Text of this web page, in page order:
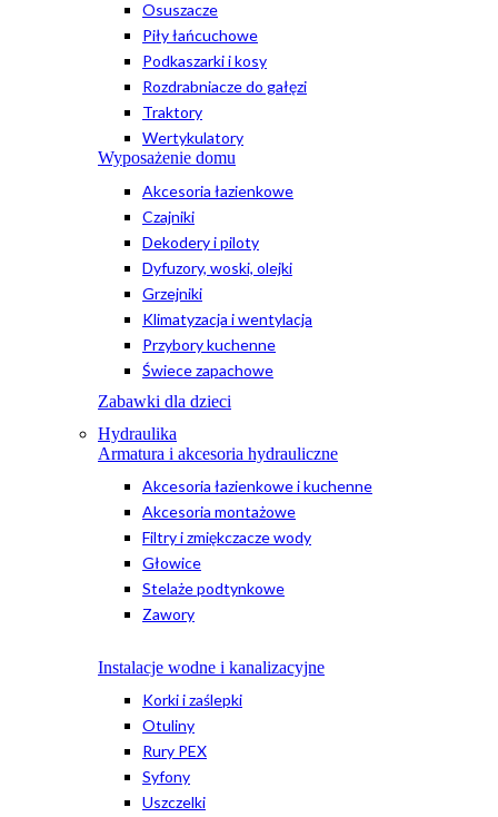
Osuszacze
Piły łańcuchowe
Podkaszarki i kosy
Rozdrabniacze do gałęzi
Traktory
Wertykulatory
Wyposażenie domu
Akcesoria łazienkowe
Czajniki
Dekodery i piloty
Dyfuzory, woski, olejki
Grzejniki
Klimatyzacja i wentylacja
Przybory kuchenne
Świece zapachowe
Zabawki dla dzieci
Hydraulika
Armatura i akcesoria hydrauliczne
Akcesoria łazienkowe i kuchenne
Akcesoria montażowe
Filtry i zmiękczacze wody
Głowice
Stelaże podtynkowe
Zawory
Instalacje wodne i kanalizacyjne
Korki i zaślepki
Otuliny
Rury PEX
Syfony
Uszczelki